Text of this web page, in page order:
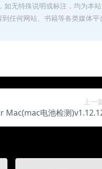
如无特殊说明或标注，均为本
任何网站、书籍等各类媒体
上一
Mac(mac电池检测